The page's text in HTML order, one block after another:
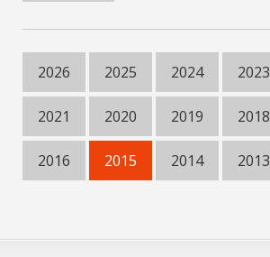
2026 2025 2024 2023
2021 2020 2019 2018
2016 2015 2014 2013